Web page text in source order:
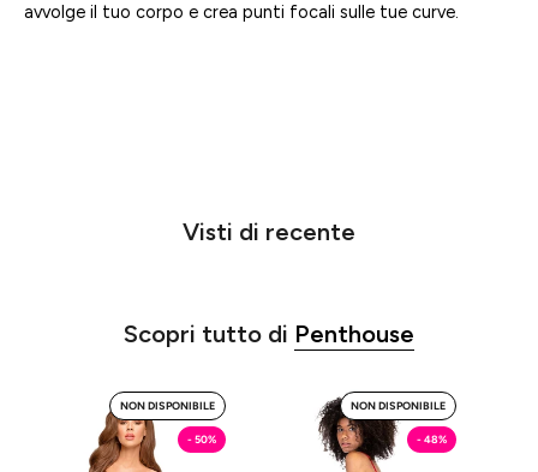
avvolge il tuo corpo e crea punti focali sulle tue curve.
Visti di recente
Scopri tutto di Penthouse
Dreamy
Diva
-
NON DISPONIBILE
- 50%
Hot
Nightfall
-
NON DISPONIBILE
- 48%